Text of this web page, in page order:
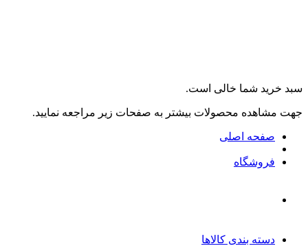
سبد خرید شما خالی است.
جهت مشاهده محصولات بیشتر به صفحات زیر مراجعه نمایید.
صفحه اصلی
فروشگاه
دسته بندی کالاها